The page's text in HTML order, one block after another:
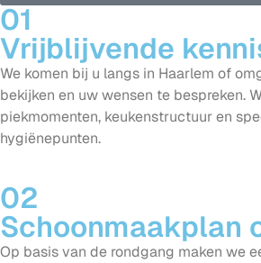
01
Vrijblijvende
We komen bij u langs in Haarlem of
bekijken en uw wensen te bespreken.
piekmomenten, keukenstructuur en
hygiënepunten.
02
Schoonmaakplan
Op basis van de rondgang maken we